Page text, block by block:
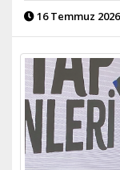
16 Temmuz